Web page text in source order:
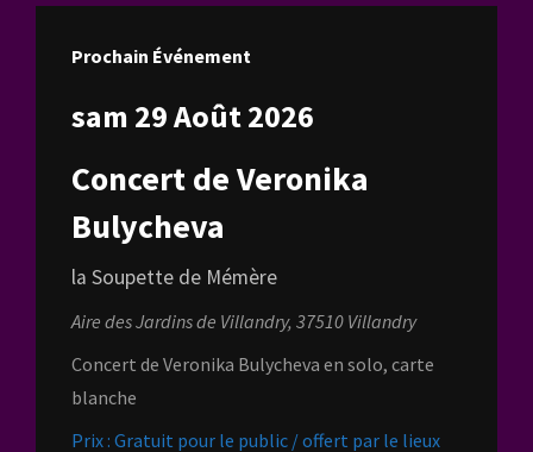
Prochain Événement
sam 29 Août 2026
Concert de Veronika
Bulycheva
la Soupette de Mémère
Aire des Jardins de Villandry, 37510 Villandry
Concert de Veronika Bulycheva en solo, carte
blanche
Prix : Gratuit pour le public / offert par le lieux